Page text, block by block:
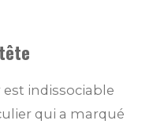
indissociable
qui a marqué